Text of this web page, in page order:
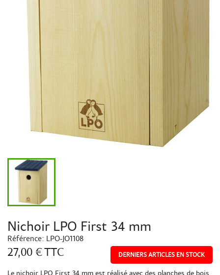
Nichoir LPO First 34 mm
Référence: LPO-JO1108
27,00 €TTC DERNIERS ARTICLES EN STOCK
Le nichoir LPO First 34 mm est réalisé avec des planches de bois